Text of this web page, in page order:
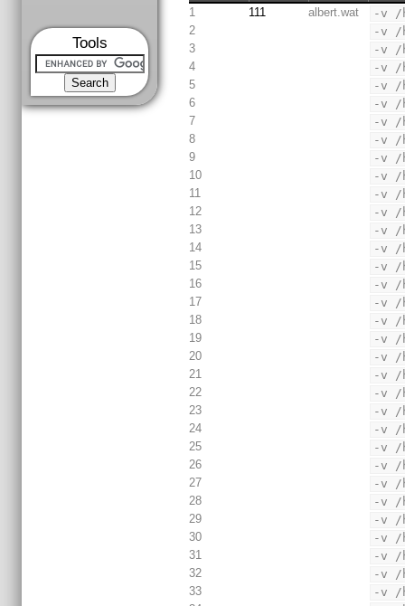
Tools
1 111 albert.wat
-v /
2
-v /
3
-v /
4
-v /
5
-v /
6
-v /
7
-v /
8
-v /
9
-v /
10
-v /
11
-v /
12
-v /
13
-v /
14
-v /
15
-v /
16
-v /
17
-v /
18
-v /
19
-v /
20
-v /
21
-v /
22
-v /
23
-v /
24
-v /
25
-v /
26
-v /
27
-v /
28
-v /
29
-v /
30
-v /
31
-v /
32
-v /
33
-v /